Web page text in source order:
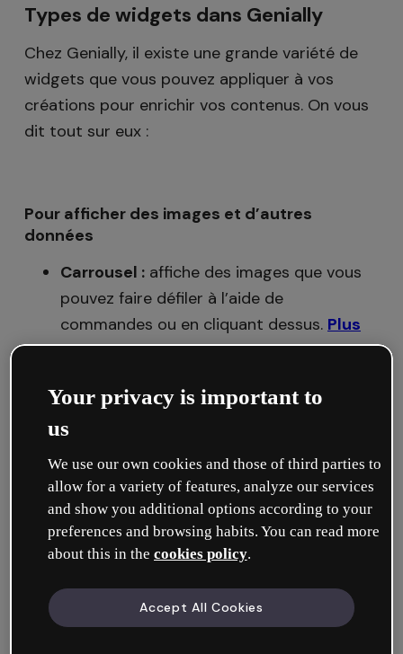
Types de widgets dans Genially
Chez Genially, il existe une grande variété de
widgets que vous pouvez appliquer à vos
créations pour enrichir vos contenus. On vous
dit tout sur eux :
Pour afficher des images et d’autres
données
Carrousel : affiche des images que vous
pouvez faire défiler à l’aide de
commandes ou en cliquant dessus. Plus
d’infos sur les carrousels.
Mosaïque :affiche des images dans une
grille régulière ou irrégulière, en
combinant des visuels de différentes
tailles.Plus d’infos sur les mosaïques.
Comparateur :compare deux images
simplement en faisant glisser la barre
centrale. Très utile pour montrer un
avant/après.Plus d’infos sur le
Your privacy is important to
us
We use our own cookies and those of third parties to
allow for a variety of features, analyze our services
and show you additional options according to your
preferences and browsing habits. You can read more
about this in the cookies policy.
Accept All Cookies